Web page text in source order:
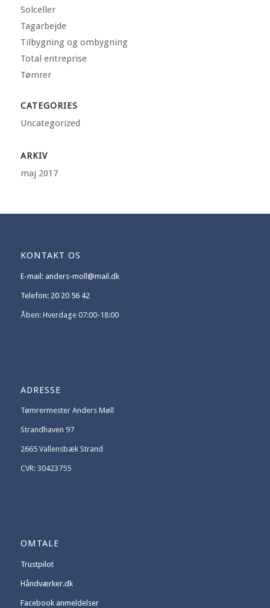
Solceller
Tagarbejde
Tilbygning og ombygning
Total entreprise
Tømrer
CATEGORIES
Uncategorized
ARKIV
maj 2017
KONTAKT OS
E-mail: anders-moll@mail.dk
Telefon: 20 20 56 42
Åben: Hverdage 07:00-18:00
ADRESSE
Tømrermester Anders Møll
Strandhaven 97
2665 Vallensbæk Strand
CVR: 30423755
OMTALE
Trustpilot
Håndværker.dk
Facebook anmeldelser